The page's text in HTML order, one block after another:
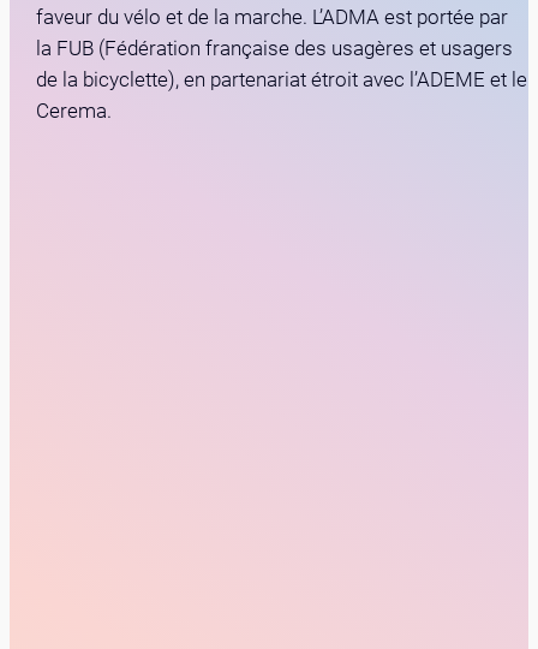
faveur du vélo et de la marche. L’ADMA est portée par
la FUB (Fédération française des usagères et usagers
de la bicyclette), en partenariat étroit avec l’ADEME et le
Cerema.